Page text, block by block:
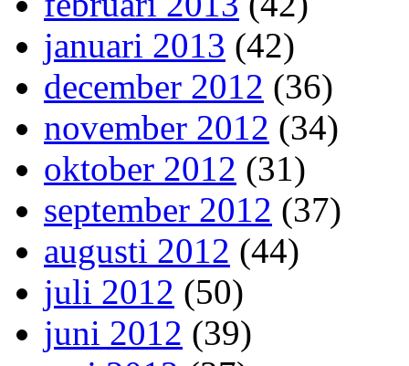
januari 2013 (42)
december 2012 (36)
november 2012 (34)
oktober 2012 (31)
september 2012 (37)
augusti 2012 (44)
juli 2012 (50)
juni 2012 (39)